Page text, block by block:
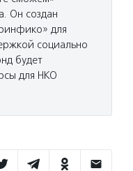
Он создан
для
социально
будет
для НКО